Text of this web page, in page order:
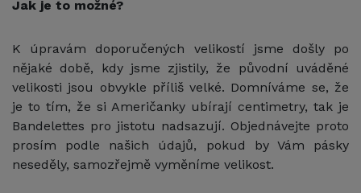
Jak je to možné?
K úpravám doporučených velikostí jsme došly po
nějaké době, kdy jsme zjistily, že původní uváděné
velikosti jsou obvykle příliš velké. Domníváme se, že
je to tím, že si Američanky ubírají centimetry, tak je
Bandelettes pro jistotu nadsazují. Objednávejte proto
prosím podle našich údajů, pokud by Vám pásky
neseděly, samozřejmě vyměníme velikost.